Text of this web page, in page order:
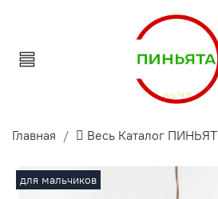
Главная  Весь Каталог ПИНЬЯТ
для мальчиков